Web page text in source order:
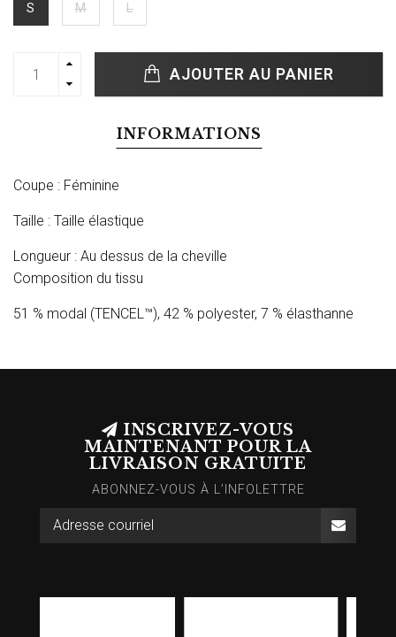
S M L
AJOUTER AU PANIER
INFORMATIONS
Coupe : Féminine
Taille : Taille élastique
Longueur : Au dessus de la cheville
Composition du tissu
51 % modal (TENCEL™), 42 % polyester, 7 % élasthanne
INSCRIVEZ-VOUS
MAINTENANT POUR LA
LIVRAISON GRATUITE
ABONNEZ-VOUS À L’INFOLETTRE